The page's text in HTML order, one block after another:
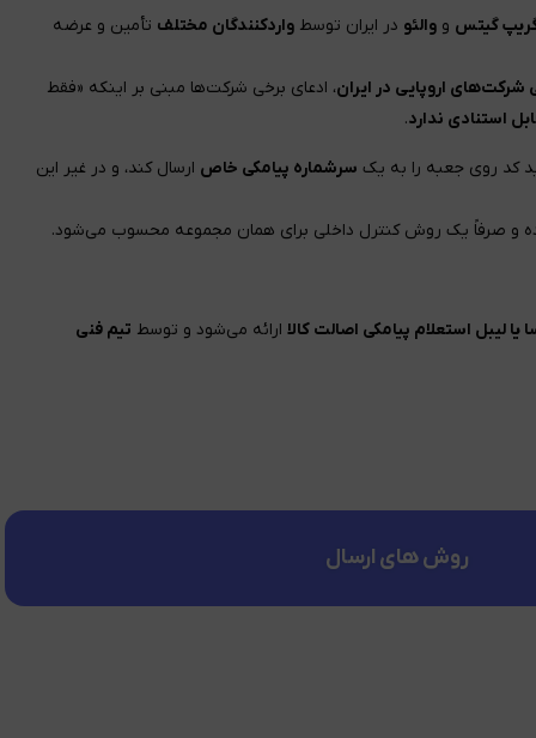
گیتس و والئو در ایران توسط واردکنندگان مختلف تأمین و عرضه
اروپایی در ایران، ادعای برخی شرکت‌ها مبنی بر اینکه «فقط
استنادی ندارد.
کد روی جعبه را به یک سرشماره پیامکی خاص ارسال کند، و در غیر این
و صرفاً یک روش کنترل داخلی برای همان مجموعه محسوب می‌شود.
یا لیبل استعلام پیامکی اصالت کالاارائه می‌شود و توسط تیم فنی
روش های ارسال